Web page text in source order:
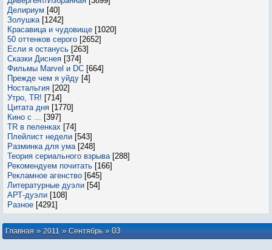
Делириум [40]
Золушка [1242]
Красавица и чудовище [1020]
50 оттенков серого [2652]
Если я останусь [263]
Сказки Диснея [374]
Фильмы Marvel и DC [664]
Прежде чем я уйду [4]
Ностальгия [202]
Утро, TR! [714]
Цитата дня [1770]
Кино с ... [397]
TR в пеленках [74]
Плейлист недели [543]
Разминка для ума [248]
Теория сериального взрыва [288]
Рекомендуем почитать [166]
Рекламное агенство [645]
Литературные дуэли [54]
АРТ-дуэли [108]
Разное [4291]
Главная»2011 » Сентябрь » 03